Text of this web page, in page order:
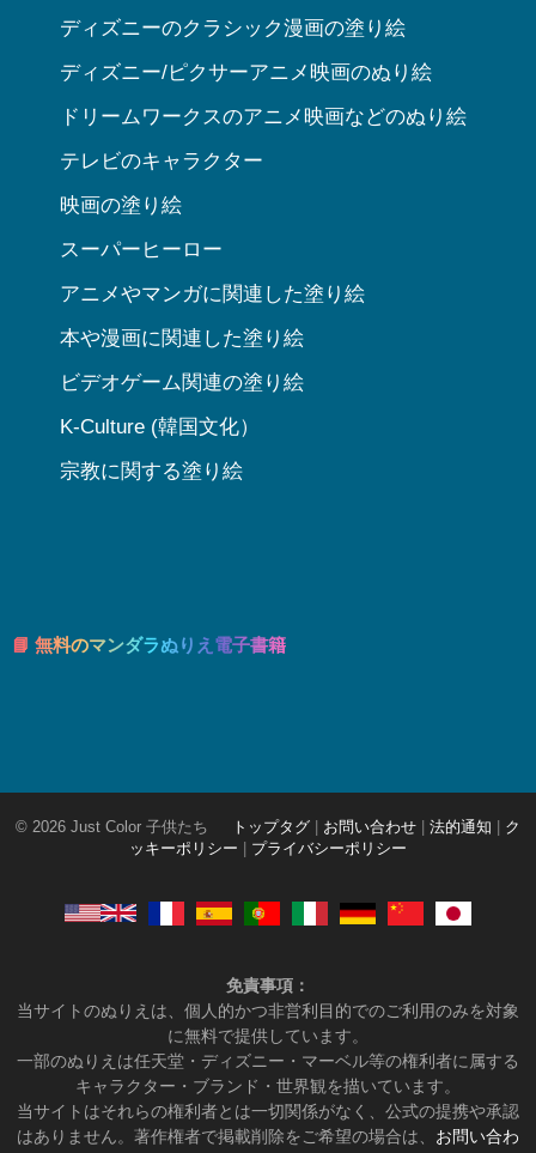
ディズニーのクラシック漫画の塗り絵
ディズニー/ピクサーアニメ映画のぬり絵
ドリームワークスのアニメ映画などのぬり絵
テレビのキャラクター
映画の塗り絵
スーパーヒーロー
アニメやマンガに関連した塗り絵
本や漫画に関連した塗り絵
ビデオゲーム関連の塗り絵
K-Culture (韓国文化）
宗教に関する塗り絵
📘 無料のマンダラぬりえ電子書籍
© 2026 Just Color 子供たち トップタグ お問い合わせ 法的通知
ク
ッキーポリシー
プライバシーポリシー
免責事項：
当サイトのぬりえは、個人的かつ非営利目的でのご利用のみを対象
に無料で提供しています。
一部のぬりえは任天堂・ディズニー・マーベル等の権利者に属する
キャラクター・ブランド・世界観を描いています。
当サイトはそれらの権利者とは一切関係がなく、公式の提携や承認
はありません。著作権者で掲載削除をご希望の場合は、 お問い合わ